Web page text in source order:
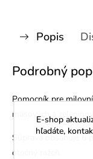
E-shop
hľadáte,
Popis
Podrobný
Pomocník pre
mäsových a
Súprava obsahuje 6
otočný ražeň.